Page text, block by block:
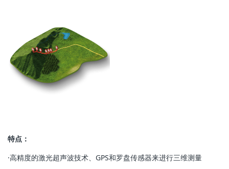
特点：
·高精度的激光超声波技术、GPS和罗盘传感器来进行三维测量